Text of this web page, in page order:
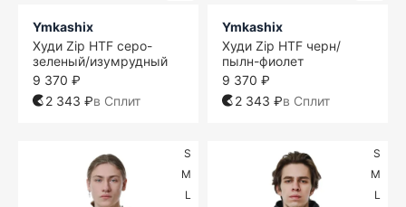
Ymkashix
Худи Zip HTF серо-
зеленый/изумрудный
9 370 ₽
2 343 ₽в Сплит
Ymkashix
Худи Zip HTF черн/
пылн-фиолет
9 370 ₽
2 343 ₽в Сплит
S
M
L
S
M
L